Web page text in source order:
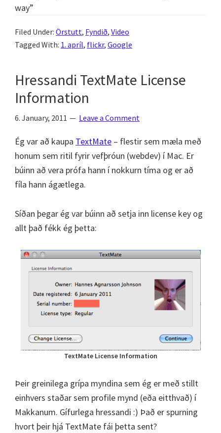
way”
Filed Under: Örstutt, Fyndið, Video
Tagged With: 1. apríl, flickr, Google
Hressandi TextMate License
Information
6. January, 2011 Leave a Comment
Ég var að kaupa TextMate – flestir sem mæla með
honum sem ritil fyrir vefþróun (webdev) í Mac. Er
búinn að vera prófa hann í nokkurn tíma og er að
fíla hann ágætlega.
Síðan þegar ég var búinn að setja inn license key og
allt það fékk ég þetta:
TextMate License Information
Þeir greinilega grípa myndina sem ég er með stillt
einhvers staðar sem profile mynd (eða eitthvað) í
Makkanum. Gífurlega hressandi :) Það er spurning
hvort þeir hjá TextMate fái þetta sent?